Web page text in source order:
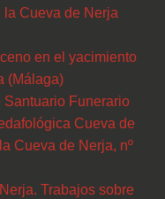
Cueva de Nerja
en el yacimiento
(Málaga)
Santuario Funerario
Cueva de
Cueva de Nerja, nº
Trabajos sobre